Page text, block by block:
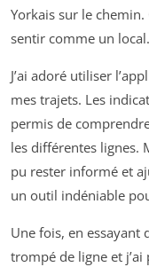
Yorkais sur le
sentir comme un local.
J’ai adoré utiliser
mes trajets. Les
permis de
les différentes lignes.
pu rester informé et
un outil indéniable
Une fois, en essayant
trompé de ligne et j’ai